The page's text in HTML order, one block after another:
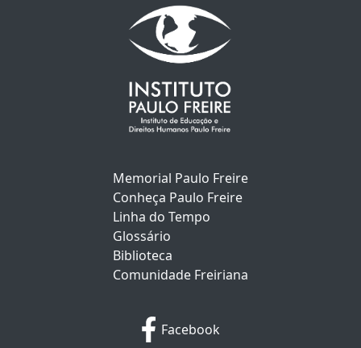
Memorial Paulo Freire
Conheça Paulo Freire
Linha do Tempo
Glossário
Biblioteca
Comunidade Freiriana
Facebook